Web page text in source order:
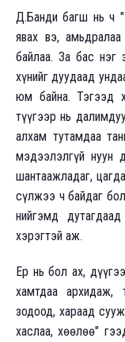
Д.Банди багш нь ч
явах вэ,
байлаа. За бас нэг
хүнийг дуудаад
юм байна. Тэгээд
түүгээр нь
алхам тутамдаа
мэдээлэлгүй нуун
шантаажладаг,
сүлжээ ч байдаг
нийгэмд
хэрэгтэй аж.
Ер нь бол ах,
хамтдаа архидаж,
зодоод, хараад
хаслаа, хөөлөө"